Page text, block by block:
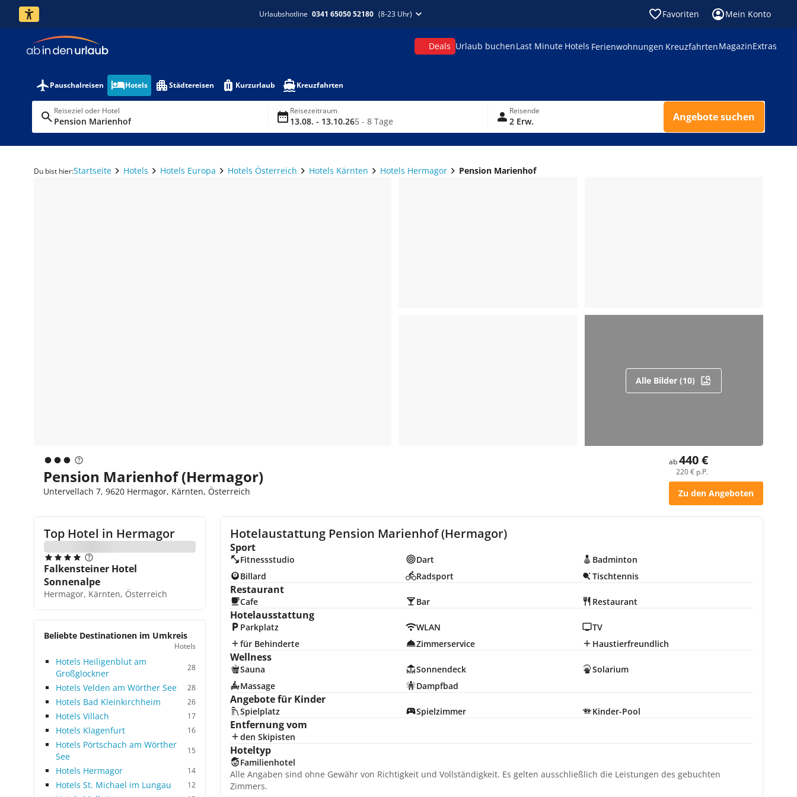
Urlaubshotline 0341 65050 52180 (8-23 Uhr) Favoriten Mein Konto
Deals Urlaub buchenLast Minute Hotels Ferienwohnungen KreuzfahrtenMagazinExtras
Pauschalreisen Hotels Städtereisen Kurzurlaub Kreuzfahrten
Reiseziel oder Hotel
Pension Marienhof
Reisezeitraum
13.08. - 13.10.265 - 8 Tage
Reisende
2 Erw. Angebote suchen
Du bist hier:Startseite Hotels Hotels Europa Hotels Österreich Hotels Kärnten Hotels Hermagor Pension Marienhof
Alle Bilder (10)
Pension Marienhof (Hermagor)
Untervellach 7, 9620 Hermagor, Kärnten, Österreich
ab440 €
220 € p.P.
Zu den Angeboten
Top Hotel in Hermagor
Falkensteiner Hotel
Sonnenalpe
Hermagor, Kärnten, Österreich
Beliebte Destinationen im Umkreis
Hotels
Hotels Heiligenblut am
Großglockner
28
Hotels Velden am Wörther See 28
Hotels Bad Kleinkirchheim 26
Hotels Villach 17
Hotels Klagenfurt 16
Hotels Pörtschach am Wörther
See
15
Hotels Hermagor 14
Hotels St. Michael im Lungau 12
Hotelaustattung Pension Marienhof (Hermagor)
Sport
Fitnessstudio Dart
Badminton
Billard
Radsport Tischtennis
Restaurant
Cafe Bar Restaurant
Hotelausstattung
Parkplatz WLAN
TV
für Behinderte
Zimmerservice Haustierfreundlich
Wellness
Sauna Sonnendeck
Solarium
Massage
Dampfbad
Angebote für Kinder
Spielplatz Spielzimmer Kinder-Pool
Entfernung vom
den Skipisten
Hoteltyp
Familienhotel
Alle Angaben sind ohne Gewähr von Richtigkeit und Vollständigkeit. Es gelten ausschließlich die Leistungen des gebuchten
Zimmers.